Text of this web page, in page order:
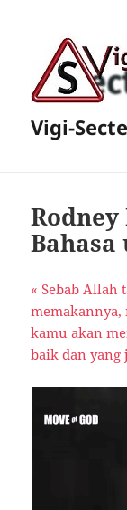
Vigi-
« Sebab Allah
memakannya,
kamu akan
baik dan yang